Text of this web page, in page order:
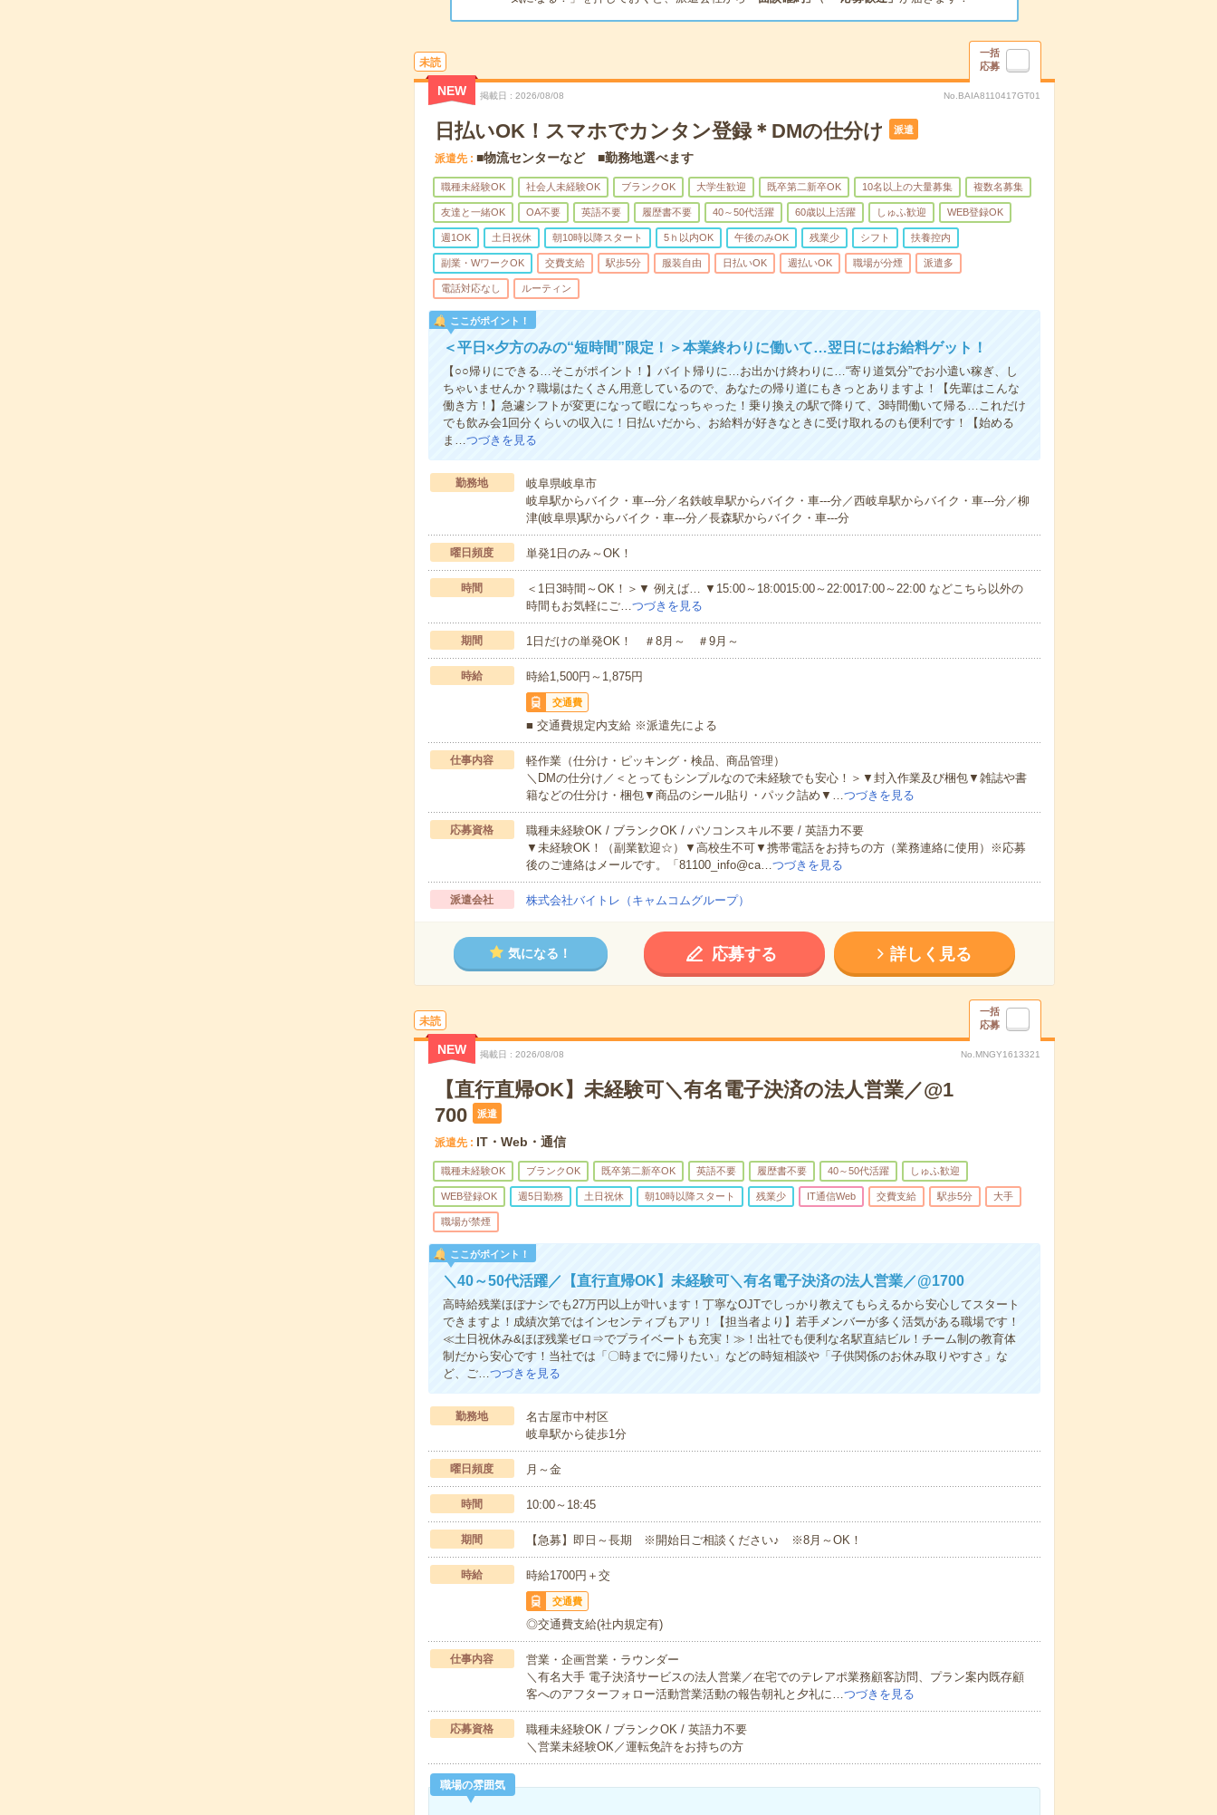
未読
一括
応募
NEW 掲載日 2026/08/08 No.BAIA8110417GT01
日払いOK！スマホでカンタン登録＊DMの仕分け 派遣
派遣先 ■物流センターなど ■勤務地選べます
職種未経験OK 社会人未経験OK ブランクOK 大学生歓迎 既卒第二新卒OK 10名以上の大量募集 複数名募集
友達と一緒OK OA不要 英語不要 履歴書不要 40～50代活躍 60歳以上活躍 しゅふ歓迎 WEB登録OK
週1OK 土日祝休 朝10時以降スタート 5ｈ以内OK 午後のみOK 残業少 シフト 扶養控内
副業・WワークOK 交費支給 駅歩5分 服装自由 日払いOK 週払いOK 職場が分煙 派遣多
電話対応なし ルーティン
ここがポイント！
＜平日×夕方のみの“短時間”限定！＞本業終わりに働いて…翌日にはお給料ゲット！
【○○帰りにできる…そこがポイント！】バイト帰りに…お出かけ終わりに…“寄り道気分”でお小遣い稼ぎ、し
ちゃいませんか？職場はたくさん用意しているので、あなたの帰り道にもきっとありますよ！【先輩はこんな
働き方！】急遽シフトが変更になって暇になっちゃった！乗り換えの駅で降りて、3時間働いて帰る…これだけ
でも飲み会1回分くらいの収入に！日払いだから、お給料が好きなときに受け取れるのも便利です！【始める
ま…つづきを見る
勤務地
岐阜県岐阜市
岐阜駅からバイク・車---分／名鉄岐阜駅からバイク・車---分／西岐阜駅からバイク・車---分／柳
津(岐阜県)駅からバイク・車---分／長森駅からバイク・車---分
曜日頻度 単発1日のみ～OK！
時間
＜1日3時間～OK！＞▼ 例えば… ▼15:00～18:0015:00～22:0017:00～22:00 などこちら以外の
時間もお気軽にご…つづきを見る
期間 1日だけの単発OK！ ＃8月～ ＃9月～
時給 時給1,500円～1,875円
交通費
■ 交通費規定内支給 ※派遣先による
仕事内容
軽作業（仕分け・ピッキング・検品、商品管理）
＼DMの仕分け／＜とってもシンプルなので未経験でも安心！＞▼封入作業及び梱包▼雑誌や書
籍などの仕分け・梱包▼商品のシール貼り・パック詰め▼…つづきを見る
応募資格
職種未経験OK / ブランクOK / パソコンスキル不要 / 英語力不要
▼未経験OK！（副業歓迎☆）▼高校生不可▼携帯電話をお持ちの方（業務連絡に使用）※応募
後のご連絡はメールです。「81100_info@ca…つづきを見る
派遣会社 株式会社バイトレ（キャムコムグループ）
気になる！ 応募する 詳しく見る
未読
一括
応募
NEW 掲載日 2026/08/08 No.MNGY1613321
【直行直帰OK】未経験可＼有名電子決済の法人営業／@1
700
派遣
派遣先 IT・Web・通信
職種未経験OK ブランクOK 既卒第二新卒OK 英語不要 履歴書不要 40～50代活躍 しゅふ歓迎
WEB登録OK 週5日勤務 土日祝休 朝10時以降スタート 残業少 IT通信Web 交費支給 駅歩5分 大手
職場が禁煙
ここがポイント！
＼40～50代活躍／【直行直帰OK】未経験可＼有名電子決済の法人営業／@1700
高時給残業ほぼナシでも27万円以上が叶います！丁寧なOJTでしっかり教えてもらえるから安心してスタート
できますよ！成績次第ではインセンティブもアリ！【担当者より】若手メンバーが多く活気がある職場です！
≪土日祝休み&ほぼ残業ゼロ⇒でプライベートも充実！≫！出社でも便利な名駅直結ビル！チーム制の教育体
制だから安心です！当社では「〇時までに帰りたい」などの時短相談や「子供関係のお休み取りやすさ」な
ど、ご…つづきを見る
勤務地
名古屋市中村区
岐阜駅から徒歩1分
曜日頻度 月～金
時間 10:00～18:45
期間 【急募】即日～長期 ※開始日ご相談ください♪ ※8月～OK！
時給 時給1700円＋交
交通費
◎交通費支給(社内規定有)
仕事内容
営業・企画営業・ラウンダー
＼有名大手 電子決済サービスの法人営業／在宅でのテレアポ業務顧客訪問、プラン案内既存顧
客へのアフターフォロー活動営業活動の報告朝礼と夕礼に…つづきを見る
応募資格
職種未経験OK / ブランクOK / 英語力不要
＼営業未経験OK／運転免許をお持ちの方
職場の雰囲気